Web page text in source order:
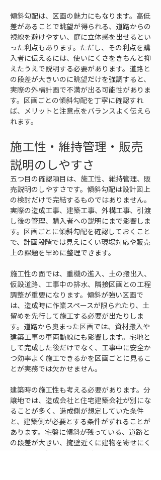
傾斜勾配は、区画の魅力にもなります。高低
差があることで眺望が得られる、道路からの
視線を避けやすい、庭に立体感を出せるとい
った利点もあります。ただし、その利点を購
入者に伝えるには、使いにくさをきちんと抑
えたうえで説明する必要があります。道路と
の段差が大きいのに眺望だけを強調すると、
実際の外構計画で不満が出る可能性がありま
す。区画ごとの傾斜勾配を丁寧に確認すれ
ば、メリットと注意点をバランスよく伝えら
れます。
施工性・維持管理・販売
説明のしやすさ
五つ目の確認項目は、施工性、維持管理、販
売説明のしやすさです。傾斜勾配は設計図上
の検討だけで完結するものではありません。
実際の造成工事、建築工事、外構工事、引渡
し後の管理、購入者への説明にまで影響しま
す。区画ごとに傾斜勾配を確認しておくこと
で、計画段階では見えにくい現場対応や販売
上の課題を早めに整理できます。
施工性の面では、重機の進入、土の搬出入、
仮設道路、工事中の排水、隣接区画との工程
調整が重要になります。傾斜が強い区画で
は、造成時に作業スペースが限られたり、土
留めを先行して施工する必要が出たりしま
す。道路から奥まった区画では、資材搬入や
建築工事の車両動線にも影響します。宅地と
して完成した後だけでなく、工事中に安全か
つ効率よく施工できるかを区画ごとに見るこ
とが実務では欠かせません。
建築時の施工性も考える必要があります。分
譲地では、造成会社と住宅建築会社が別にな
ることが多く、造成側が想定していた条件
と、建築側が必要とする条件がずれることが
あります。宅盤に傾斜が残っている、道路と
の段差が大きい、擁壁近くに建物を寄せにく
い、仮設足場のスペースが取りにくいといっ